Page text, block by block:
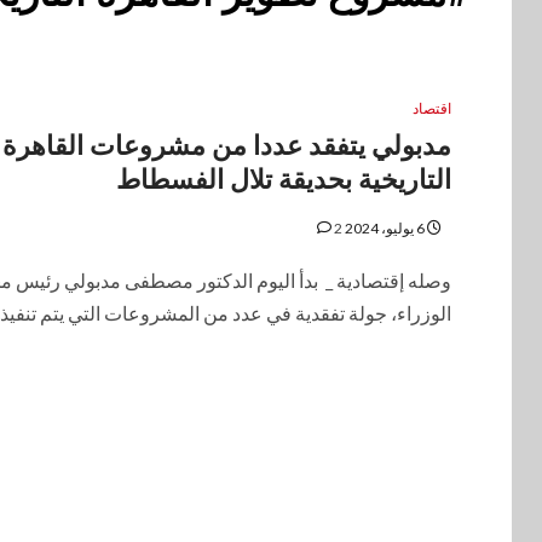
اقتصاد
مدبولي يتفقد عددا من مشروعات القاهرة
التاريخية بحديقة تلال الفسطاط
6 يوليو، 2024 2
وصله إقتصادية _ بدأ اليوم الدكتور مصطفى مدبولي
الوزراء، جولة تفقدية في عدد من المشروعات التي يتم